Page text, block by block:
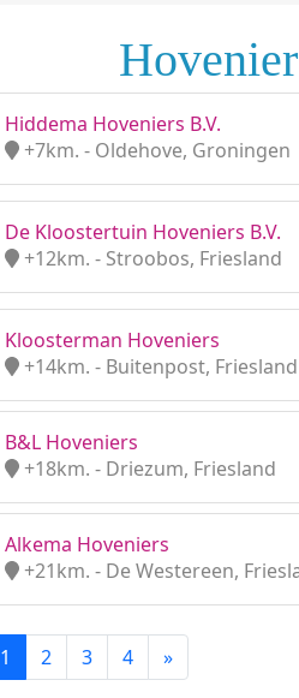
Hiddema Hoveniers B.V.
+7km. - Oldehove, Groningen
De Kloostertuin Hoveniers B.V.
+12km. - Stroobos, Friesland
Kloosterman Hoveniers
+14km. - Buitenpost, Friesland
B&L Hoveniers
+18km. - Driezum, Friesland
Alkema Hoveniers
+21km. - De Westereen,
1 2 3 4 »